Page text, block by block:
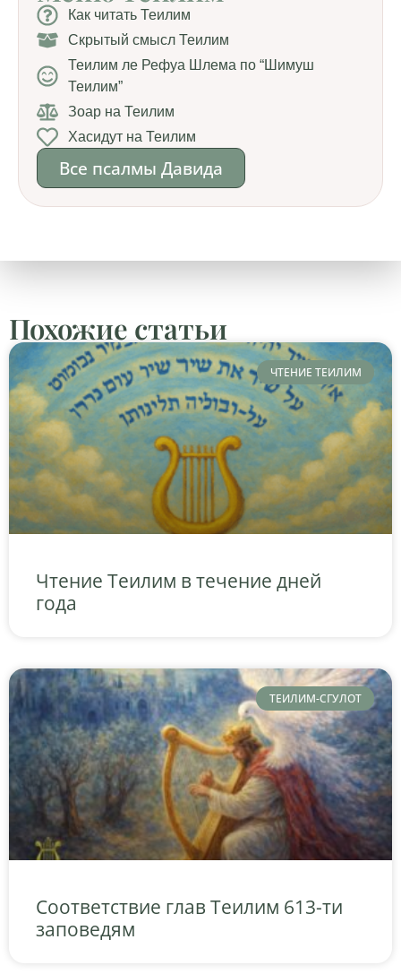
Как читать Теилим
Скрытый смысл Теилим
Теилим ле Рефуа Шлема по “Шимуш
Теилим”
Зоар на Теилим
Хасидут на Теилим
Все псалмы Давида
Похожие статьи
ЧТЕНИЕ ТЕИЛИМ
Чтение Теилим в течение дней
года
ТЕИЛИМ-СГУЛОТ
Соответствие глав Теилим 613-ти
заповедям